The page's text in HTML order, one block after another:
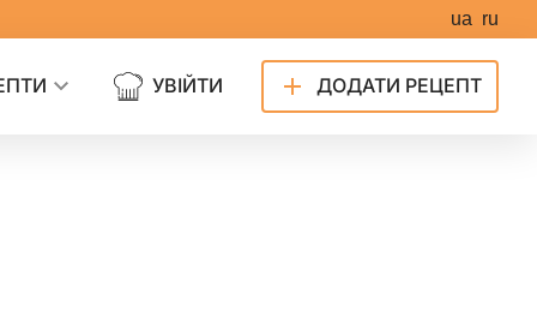
ua ru
УВІЙТИ ДОДАТИ РЕЦЕПТ